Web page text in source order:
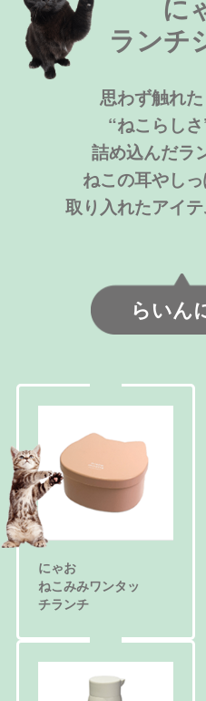
に
ランチ
思わず触れ
“ねこらし
詰め込んだラ
ねこの耳やし
取り入れたアイ
らいん
にゃお
ねこみみワンタッ
チランチ